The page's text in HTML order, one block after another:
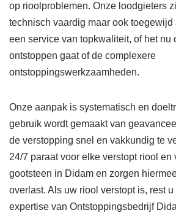
op rioolproblemen. Onze loodgieters
technisch vaardig maar ook toegewijd
een service van topkwaliteit, of het nu
ontstoppen gaat of de complexere
ontstoppingswerkzaamheden.
Onze aanpak is systematisch en
gebruik wordt gemaakt van
de verstopping snel en vakkundig te
24/7 paraat voor elke verstopt riool en
gootsteen in Didam en zorgen
overlast. Als uw riool verstopt is, rest
expertise van Ontstoppingsbedrijf